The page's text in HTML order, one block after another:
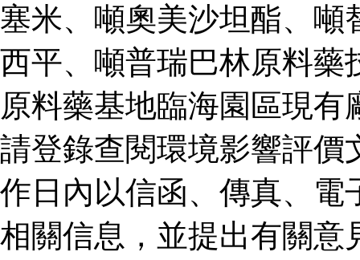
塞米、噸奧美沙坦酯、噸
西平、噸普瑞巴林原料藥
原料藥基地臨海園區現
請登錄查閱環境影響評價
作日內以信函、傳真、電
相關信息，並提出有關意